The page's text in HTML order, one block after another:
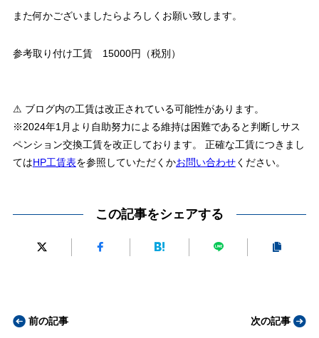
また何かございましたらよろしくお願い致します。
参考取り付け工賃 15000円（税別）
⚠ ブログ内の工賃は改正されている可能性があります。
※2024年1月より自助努力による維持は困難であると判断しサス
ペンション交換工賃を改正しております。 正確な工賃につきまし
てはHP工賃表を参照していただくかお問い合わせください。
この記事をシェアする
前の記事 次の記事